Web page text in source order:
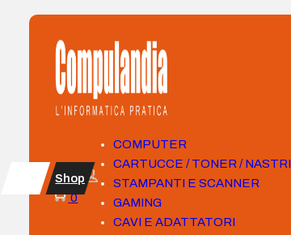
COMPUTER
CARTUCCE / TONER / NASTRI
STAMPANTI E SCANNER
GAMING
CAVI E ADATTATORI
Shop
0